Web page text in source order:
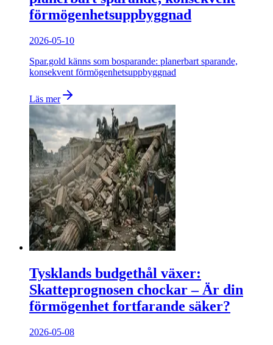
förmögenhetsuppbyggnad
2026-05-10
Spar.gold känns som bosparande: planerbart sparande,
konsekvent förmögenhetsuppbyggnad
Läs mer
Tysklands budgethål växer:
Skatteprognosen chockar – Är din
förmögenhet fortfarande säker?
2026-05-08